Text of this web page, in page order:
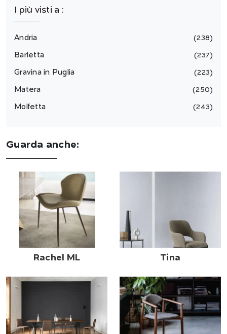
I più visti a :
Andria 238
Barletta 237
Gravina in Puglia 223
Matera 250
Molfetta 243
Guarda anche:
Rachel ML Tina